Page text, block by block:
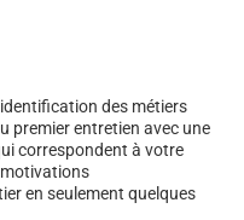
des métiers
premier entretien avec une
correspondent à votre
en seulement quelques